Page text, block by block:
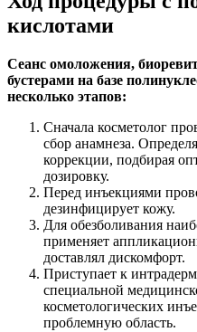
кислотами
Сеанс омоложения,
бустерами на базе
несколько этапов:
Сначала косметолог
сбор анамнеза.
коррекции, подбирая
дозировку.
Перед инъекциями
дезинфицирует кожу.
Для обезболивания
применяет
доставлял дискомфорт.
Приступает к
специальной
косметологических
проблемную область.